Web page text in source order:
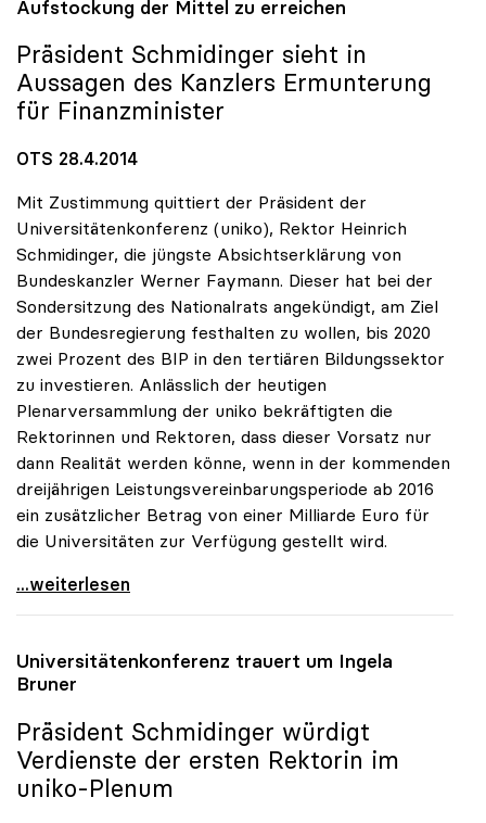
Aufstockung der Mittel zu erreichen
Präsident Schmidinger sieht in
Aussagen des Kanzlers Ermunterung
für Finanzminister
OTS 28.4.2014
Mit Zustimmung quittiert der Präsident der
Universitätenkonferenz (uniko), Rektor Heinrich
Schmidinger, die jüngste Absichtserklärung von
Bundeskanzler Werner Faymann. Dieser hat bei der
Sondersitzung des Nationalrats angekündigt, am Ziel
der Bundesregierung festhalten zu wollen, bis 2020
zwei Prozent des BIP in den tertiären Bildungssektor
zu investieren. Anlässlich der heutigen
Plenarversammlung der uniko bekräftigten die
Rektorinnen und Rektoren, dass dieser Vorsatz nur
dann Realität werden könne, wenn in der kommenden
dreijährigen Leistungsvereinbarungsperiode ab 2016
ein zusätzlicher Betrag von einer Milliarde Euro für
die Universitäten zur Verfügung gestellt wird.
uniko zu Zwei-Prozent-BIP-Ziel: Nur mit
...weiterlesen
Universitätenkonferenz trauert um Ingela
Bruner
Präsident Schmidinger würdigt
Verdienste der ersten Rektorin im
uniko-Plenum